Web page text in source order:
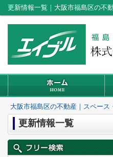
更新情報一覧｜大阪市福島区の不
大阪市福島区の不動産｜スペース
更新情報一覧